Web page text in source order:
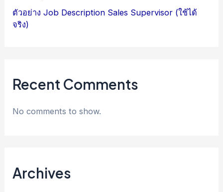
ตัวอย่าง Job Description Sales Supervisor (ใช้ได้
จริง)
Recent Comments
No comments to show.
Archives